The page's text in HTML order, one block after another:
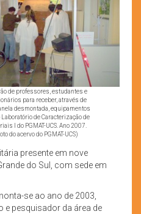
de professores, estudantes e
para receber, através de
desmontada, equipamentos
Laboratório de Caracterização de
I do PGMAT-UCS. Ano 2007.
do acervo do PGMAT-UCS)
presente em nove
do Sul, com sede em
se ao ano de 2003,
e pesquisador da área de